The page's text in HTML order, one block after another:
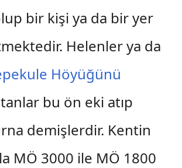
bir kişi ya da bir yer
Helenler ya da
Höyüğünü
bu ön eki atıp
demişlerdir. Kentin
MÖ 3000 ile MÖ 1800